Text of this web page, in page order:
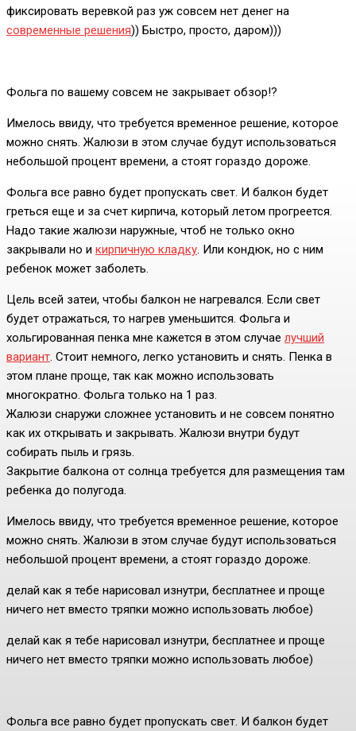
фиксировать веревкой раз уж совсем нет денег на
современные решения)) Быстро, просто, даром)))
Фольга по вашему совсем не закрывает обзор!?
Имелось ввиду, что требуется временное решение, которое
можно снять. Жалюзи в этом случае будут использоваться
небольшой процент времени, а стоят гораздо дороже.
Фольга все равно будет пропускать свет. И балкон будет
греться еще и за счет кирпича, который летом прогреется.
Надо такие жалюзи наружные, чтоб не только окно
закрывали но и кирпичную кладку. Или кондюк, но с ним
ребенок может заболеть.
Цель всей затеи, чтобы балкон не нагревался. Если свет
будет отражаться, то нагрев уменьшится. Фольга и
хольгированная пенка мне кажется в этом случае лучший
вариант. Стоит немного, легко установить и снять. Пенка в
этом плане проще, так как можно использовать
многократно. Фольга только на 1 раз.
Жалюзи снаружи сложнее установить и не совсем понятно
как их открывать и закрывать. Жалюзи внутри будут
собирать пыль и грязь.
Закрытие балкона от солнца требуется для размещения там
ребенка до полугода.
Имелось ввиду, что требуется временное решение, которое
можно снять. Жалюзи в этом случае будут использоваться
небольшой процент времени, а стоят гораздо дороже.
делай как я тебе нарисовал изнутри, бесплатнее и проще
ничего нет вместо тряпки можно использовать любое)
делай как я тебе нарисовал изнутри, бесплатнее и проще
ничего нет вместо тряпки можно использовать любое)
Фольга все равно будет пропускать свет. И балкон будет